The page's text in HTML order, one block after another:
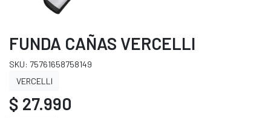
FUNDA CAÑAS VERCELLI
SKU: 75761658758149
VERCELLI
$ 27.990